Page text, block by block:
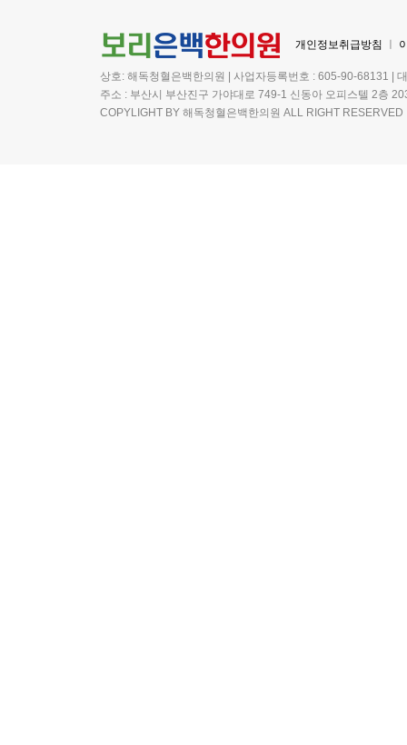
개인정보취급방침
상호: 해독청혈은백한의원 | 사업자등록번호 : 605-90-68131 |
주소 : 부산시 부산진구 가야대로 749-1 신동아 오피스텔 2층
COPYLIGHT BY 해독청혈은백한의원 ALL RIGHT RESERVED